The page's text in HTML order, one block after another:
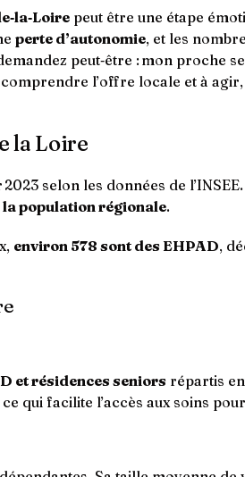
peut être une étape
perte d’autonomie, et les
peut‑être : mon proche
comprendre l’offre locale et à
la Loire
2023 selon les données de
la population régionale.
environ 578 sont des EHPAD,
et résidences seniors répartis
qui facilite l’accès aux soins